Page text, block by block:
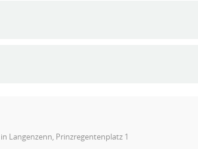
Langenzenn, Prinzregentenplatz 1